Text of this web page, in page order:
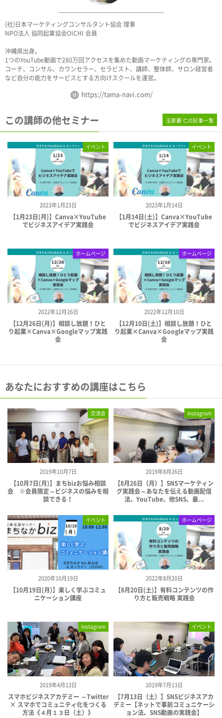
(社)日本マーケティングコンサルタント協会 理事
NPO法人 協同起業協会OICHI 会員
沖縄県出身。
1つのYouTube動画で280万回アクセスを集めた動画マーケティングの専門家。
コーチ、コンサル、カウンセラー、セラピスト、講師、整体師、サロン経営者
など自分の能力をサービスとする方向けスクールを運営。
https://tama-navi.com/
この講師の他セミナー
2023年1月23日
イベント
【1月23日(月)】Canva×YouTube
でビジネスアイデア実践会
2023年1月14日
イベント
【1月14日(土)】Canva×YouTube
でビジネスアイデア実践会
2022年12月26日
ホームページ
【12月26日(月)】相談し放題！ひと
り起業×Canva×Googleマップ実践
会
2022年12月10日
ホームページ
【12月10日(土)】相談し放題！ひと
り起業×Canva×Googleマップ実践
会
玉那覇 仁の記事一覧
あなたにおすすめの講座はこちら
2019年10月7日
交流会
【10月7日(月)】まちbizお悩み相談
会 ※会員限定～ビジネスの悩みを相
談できる！
2019年8月26日
Instagram
【8月26日（月）】SNSマーケティン
グ実践会～あなたを伝える動画配信
法、YouTube、他SNS、最...
2020年10月19日
イベント
【10月19日(月)】楽しく学ぶコミュ
ニケーション講座
2022年8月20日
ホームページ
【8月20日(土)】有料コンテンツの作
り方と販売戦略 実践会
2019年4月13日
Instagram
スマホビジネスアカデミー ～Twitter
× スマホでコミュニティ化をつくる
方法《４月１３日（土）》
2019年7月13日
イベント
【7月13日（土）】SNSビジネスアカ
デミー【ネットで事前コミュニケーシ
ョン法、SNS動画の実践会】